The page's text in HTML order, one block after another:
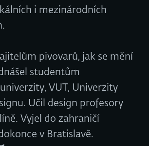
i mezinárodních
pivovarů, jak se mění
studentům
VUT, Univerzity
Učil design profesory
Vyjel do zahraničí
v Bratislavě.